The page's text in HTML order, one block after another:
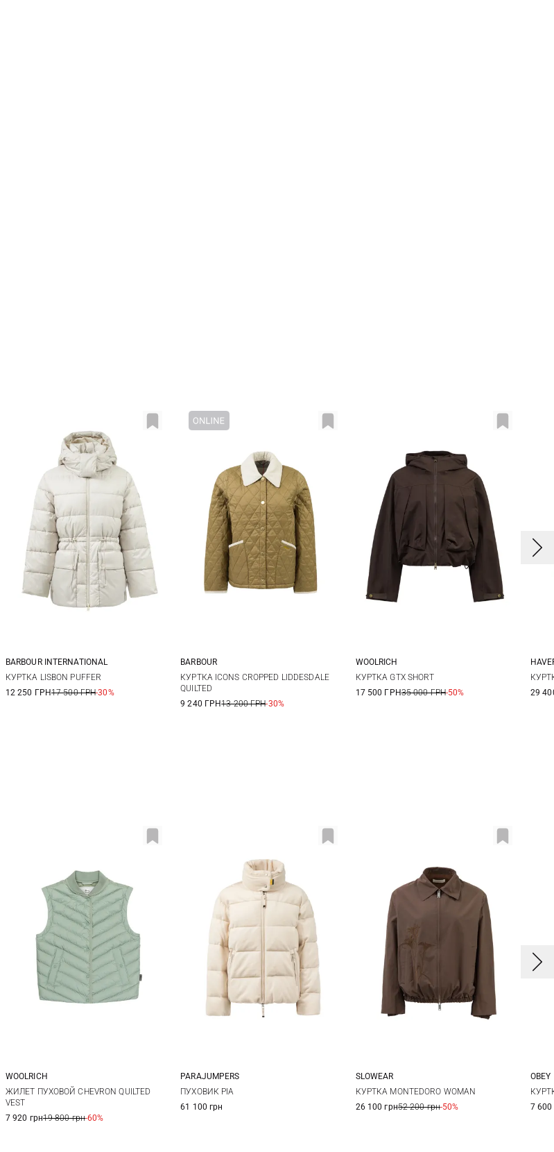
8 10
BARBOUR INTERNATIONAL
КУРТКА LISBON PUFFER
12 250 ГРН17 500 ГРН-30%
8 10 12 14
BARBOUR
КУРТКА ICONS CROPPED LIDDESDALE
QUILTED
9 240 ГРН13 200 ГРН-30%
S
WOOLRICH
КУРТКА GTX SHORT
17 500 ГРН35 000 ГРН-50%
29
XS S M L
XL
WOOLRICH
ЖИЛЕТ ПУХОВОЙ CHEVRON QUILTED
VEST
7 920 грн19 800 грн-60%
XS
PARAJUMPERS
ПУХОВИК PIA
61 100 грн
38 40 42
SLOWEAR
КУРТКА MONTEDORO WOMAN
26 100 грн52 200 грн-50%
OBEY
7 600